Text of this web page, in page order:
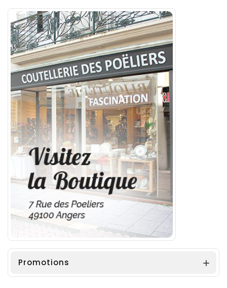
Promotions 